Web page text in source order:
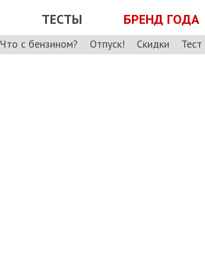
ТЕСТЫ БРЕНД ГОДА
Что с бензином? Отпуск! Скидки